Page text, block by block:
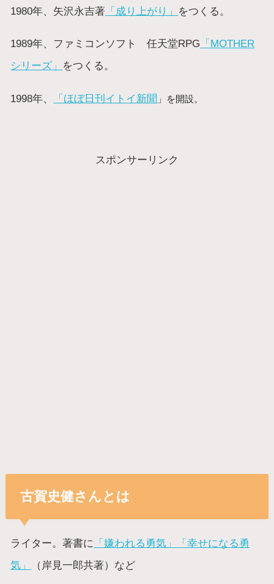
1980年、矢沢永吉著 「成り上がり」 をつくる。
1989年、ファミコンソフト 任天堂RPG 「MOTHER
シリーズ」 をつくる。
1998年、 「ほぼ日刊イトイ新聞 」を開設。
スポンサーリンク
古賀史健さんとは
ライター。著書に 「嫌われる勇気」
「幸せになる勇
気」
（岸見一郎共著）など